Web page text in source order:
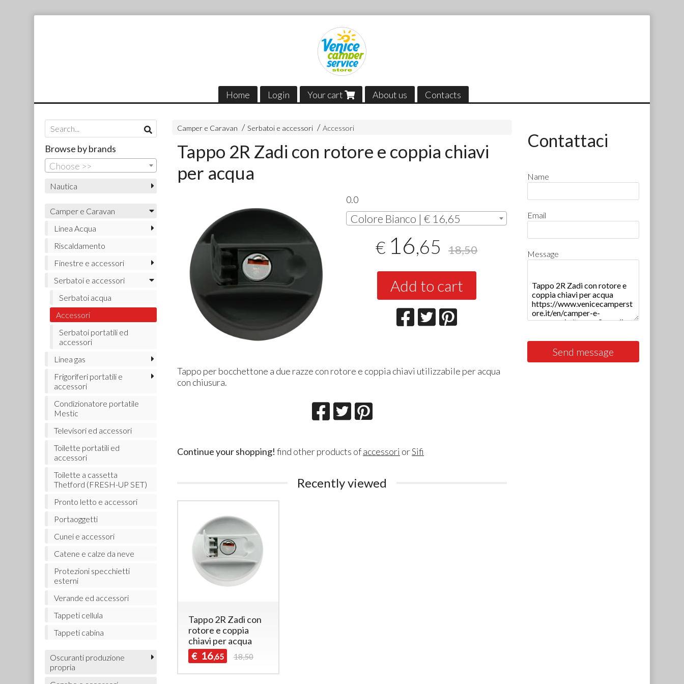
Home Login Your cart About us Contacts
Camper e Caravan Serbatoi e accessori Accessori
Tappo 2R Zadi con rotore e coppia chiavi
per acqua
0.0
Colore Bianco | € 16,65
€ 16,65 18,50
Add to cart
Tappo per bocchettone a due razze con rotore e coppia chiavi utilizzabile per acqua
con chiusura.
Continue your shopping! find other products ofaccessori orSifi
Recently viewed
Tappo 2R Zadi con
rotore e coppia
chiavi per acqua
€ 16,65 18,50
Browse by brands
Choose >>
Nautica
Camper e Caravan
Linea Acqua
Riscaldamento
Finestre e accessori
Serbatoi e accessori
Serbatoi acqua
Accessori
Serbatoi portatili ed
accessori
Linea gas
Frigoriferi portatili e
accessori
Condizionatore portatile
Mestic
Televisori ed accessori
Toilette portatili ed
accessori
Toilette a cassetta
Thetford (FRESH-UP SET)
Pronto letto e accessori
Portaoggetti
Cunei e accessori
Catene e calze da neve
Protezioni specchietti
esterni
Verande ed accessori
Tappeti cellula
Tappeti cabina
Oscuranti produzione
propria
Contattaci
Name
Email
Message
Send message